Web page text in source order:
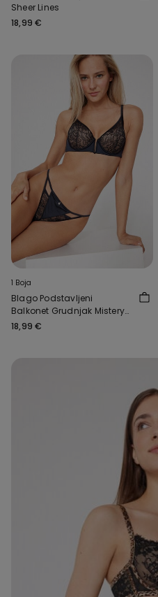
Sheer Lines
18,99 €
1 Boja
Blago Podstavljeni
Balkonet Grudnjak Mistery
Essence
18,99 €